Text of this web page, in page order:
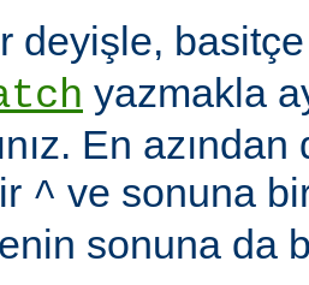
deyişle,
yazmakla
En
^ ve sonuna
sonuna da